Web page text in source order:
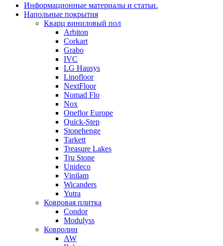
Информационные материалы и статьи.
Напольные покрытия
Кварц виниловый пол
Arbiton
Corkart
Grabo
IVC
LG Hausys
Linofloor
NextFloor
Nomad Flo
Nox
Oneflor Europe
Quick-Step
Stonehenge
Tarkett
Treasure Lakes
Tru Stone
Unideco
Vinilam
Wicanders
Yutra
Ковровая плитка
Condor
Modulyss
Ковролин
AW